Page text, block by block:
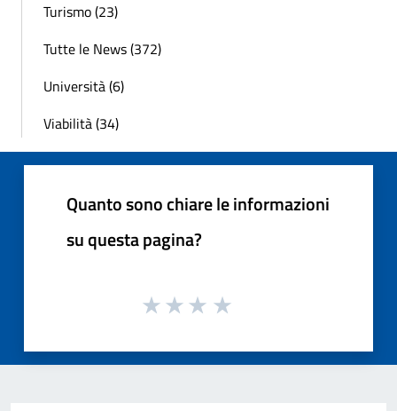
Turismo (23)
Tutte le News (372)
Università (6)
Viabilità (34)
Quanto sono chiare le informazioni
su questa pagina?